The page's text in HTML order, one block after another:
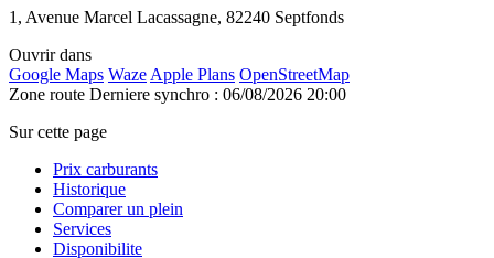
1, Avenue Marcel Lacassagne, 82240 Septfonds
Ouvrir dans
Google Maps Waze Apple Plans OpenStreetMap
Zone route Derniere synchro : 06/08/2026 20:00
Sur cette page
Prix carburants
Historique
Comparer un plein
Services
Disponibilite